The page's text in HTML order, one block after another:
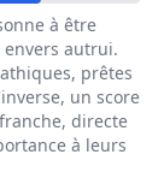
à être
autrui.
prêtes
un score
directe
à leurs